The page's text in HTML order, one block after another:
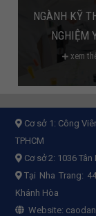
NGÀNH KỸ
NGHIỆM
xem
Cơ sở 1: Công
TPHCM
Cơ sở 2: 1036 Tân
Tại Nha Trang:
Khánh Hòa
Website: